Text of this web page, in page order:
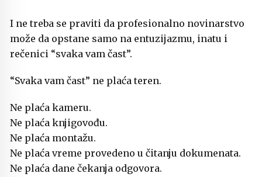
I ne treba se praviti da profesionalno novinarstvo
može da opstane samo na entuzijazmu, inatu i
rečenici “svaka vam čast”.
“Svaka vam čast” ne plaća teren.
Ne plaća kameru.
Ne plaća knjigovođu.
Ne plaća montažu.
Ne plaća vreme provedeno u čitanju dokumenata.
Ne plaća dane čekanja odgovora.